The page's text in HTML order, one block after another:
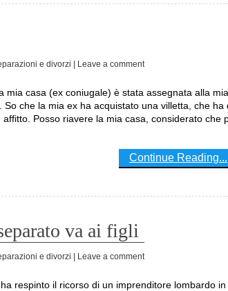
e divorzi | Leave a comment
che la mia ex ha acquistato una villetta, che ha
Posso riavere la mia casa, considerato che
Continue Reading...
va ai figli
e divorzi | Leave a comment